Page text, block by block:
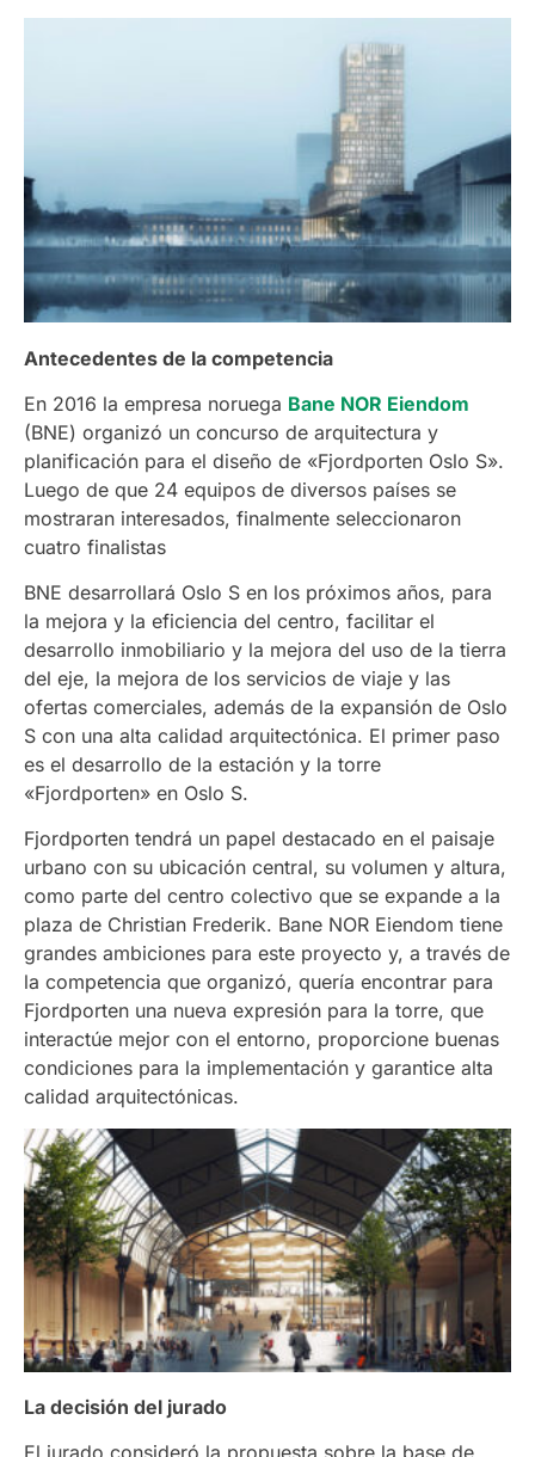
Antecedentes de la competencia
En 2016 la empresa noruega Bane NOR Eiendom
(BNE) organizó un concurso de arquitectura y
planificación para el diseño de «Fjordporten Oslo S».
Luego de que 24 equipos de diversos países se
mostraran interesados, finalmente seleccionaron
cuatro finalistas
BNE desarrollará Oslo S en los próximos años, para
la mejora y la eficiencia del centro, facilitar el
desarrollo inmobiliario y la mejora del uso de la tierra
del eje, la mejora de los servicios de viaje y las
ofertas comerciales, además de la expansión de Oslo
S con una alta calidad arquitectónica. El primer paso
es el desarrollo de la estación y la torre
«Fjordporten» en Oslo S.
Fjordporten tendrá un papel destacado en el paisaje
urbano con su ubicación central, su volumen y altura,
como parte del centro colectivo que se expande a la
plaza de Christian Frederik. Bane NOR Eiendom tiene
grandes ambiciones para este proyecto y, a través de
la competencia que organizó, quería encontrar para
Fjordporten una nueva expresión para la torre, que
interactúe mejor con el entorno, proporcione buenas
condiciones para la implementación y garantice alta
calidad arquitectónicas.
La decisión del jurado